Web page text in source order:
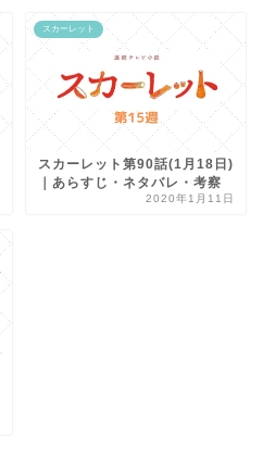
スカーレット
スカーレット第90話(1月18日)
｜あらすじ・ネタバレ・考察
2020年1月11日